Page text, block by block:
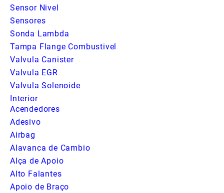
Sensor Nivel
Sensores
Sonda Lambda
Tampa Flange Combustivel
Valvula Canister
Valvula EGR
Valvula Solenoide
Interior
Acendedores
Adesivo
Airbag
Alavanca de Cambio
Alça de Apoio
Alto Falantes
Apoio de Braço